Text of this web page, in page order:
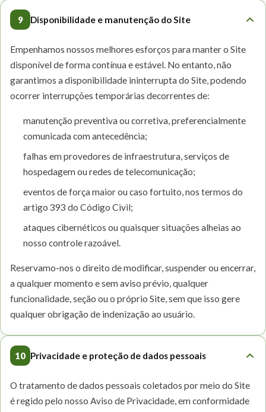
9 Disponibilidade e manutenção do Site
Empenhamos nossos melhores esforços para manter o Site
disponível de forma contínua e estável. No entanto, não
garantimos a disponibilidade ininterrupta do Site, podendo
ocorrer interrupções temporárias decorrentes de:
manutenção preventiva ou corretiva, preferencialmente
comunicada com antecedência;
falhas em provedores de infraestrutura, serviços de
hospedagem ou redes de telecomunicação;
eventos de força maior ou caso fortuito, nos termos do
artigo 393 do Código Civil;
ataques cibernéticos ou quaisquer situações alheias ao
nosso controle razoável.
Reservamo-nos o direito de modificar, suspender ou encerrar,
a qualquer momento e sem aviso prévio, qualquer
funcionalidade, seção ou o próprio Site, sem que isso gere
qualquer obrigação de indenização ao usuário.
10 Privacidade e proteção de dados pessoais
O tratamento de dados pessoais coletados por meio do Site
é regido pelo nosso Aviso de Privacidade, em conformidade